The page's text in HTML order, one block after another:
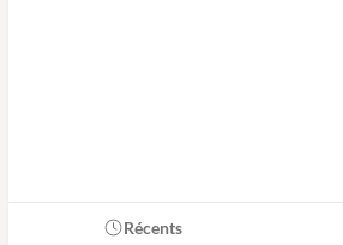
Récents